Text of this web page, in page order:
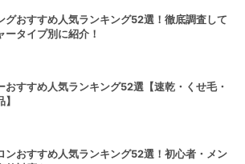
グおすすめ人気ランキング52選！徹底調査して
ータイプ別に紹介！
おすすめ人気ランキング52選【速乾・くせ毛・
ンおすすめ人気ランキング52選！初心者・メン